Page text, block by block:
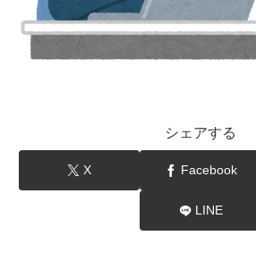
シェアする
X Facebook
LINE